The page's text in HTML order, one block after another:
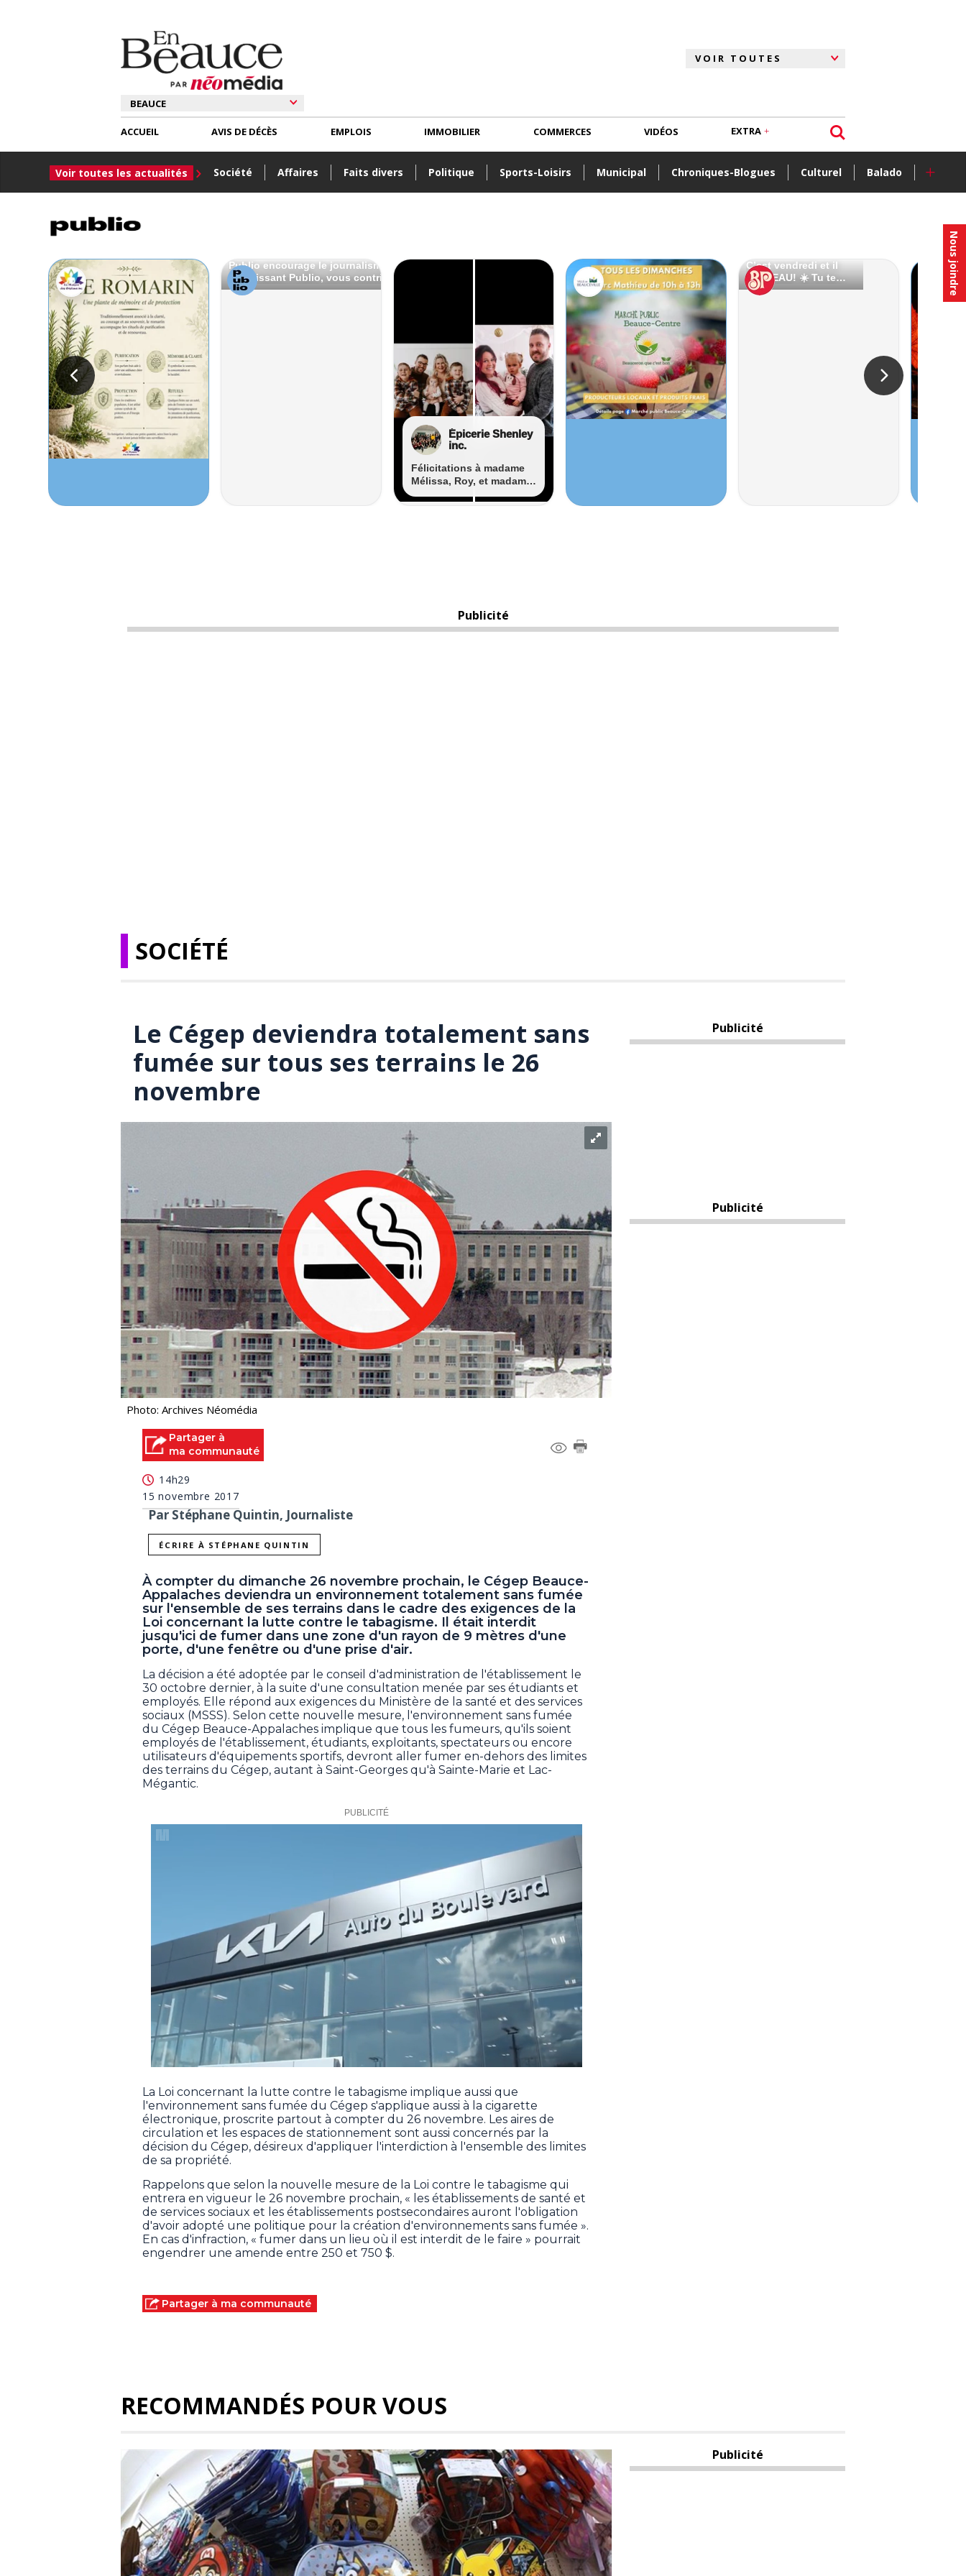
Nous joindre
ACCUEIL
Voir toutes les actualités Société Affaires Faits divers Politique Sports-Loisirs Municipal Chroniques-Blogues Culturel Balado +
AVIS DE DÉCÈS EMPLOIS IMMOBILIER COMMERCES VIDÉOS EXTRA
Publicité
SOCIÉTÉ
Le Cégep deviendra totalement sans
fumée sur tous ses terrains le 26
novembre
Photo: Archives Néomédia
Partager à
ma communauté
14h29
15 novembre 2017
Par Stéphane Quintin, Journaliste
ÉCRIRE À STÉPHANE QUINTIN
À compter du dimanche 26 novembre prochain, le Cégep Beauce-
Appalaches deviendra un environnement totalement sans fumée
sur l'ensemble de ses terrains dans le cadre des exigences de la
Loi concernant la lutte contre le tabagisme. Il était interdit
jusqu'ici de fumer dans une zone d'un rayon de 9 mètres d'une
porte, d'une fenêtre ou d'une prise d'air.
La décision a été adoptée par le conseil d'administration de l'établissement le
30 octobre dernier, à la suite d'une consultation menée par ses étudiants et
employés. Elle répond aux exigences du Ministère de la santé et des services
sociaux (MSSS). Selon cette nouvelle mesure, l'environnement sans fumée
du Cégep Beauce-Appalaches implique que tous les fumeurs, qu'ils soient
employés de l'établissement, étudiants, exploitants, spectateurs ou encore
utilisateurs d'équipements sportifs, devront aller fumer en-dehors des limites
des terrains du Cégep, autant à Saint-Georges qu'à Sainte-Marie et Lac-
Mégantic.
La Loi concernant la lutte contre le tabagisme implique aussi que
l'environnement sans fumée du Cégep s'applique aussi à la cigarette
électronique, proscrite partout à compter du 26 novembre. Les aires de
circulation et les espaces de stationnement sont aussi concernés par la
décision du Cégep, désireux d'appliquer l'interdiction à l'ensemble des limites
de sa propriété.
Rappelons que selon la nouvelle mesure de la Loi contre le tabagisme qui
entrera en vigueur le 26 novembre prochain, « les établissements de santé et
de services sociaux et les établissements postsecondaires auront l'obligation
d'avoir adopté une politique pour la création d'environnements sans fumée ».
En cas d'infraction, « fumer dans un lieu où il est interdit de le faire » pourrait
engendrer une amende entre 250 et 750 $.
Partager à ma communauté
Publicité
Publicité
RECOMMANDÉS POUR VOUS
Publicité